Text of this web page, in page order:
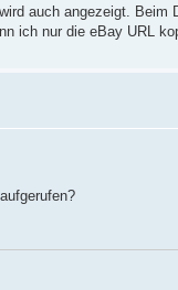
auch angezeigt.
ich nur die eBay URL